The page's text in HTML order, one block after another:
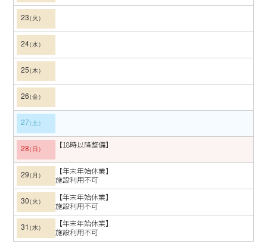
23
24
25
26
27
28 【18時以降整備】
29
【年末年始休業】
施設利用不可
30
【年末年始休業】
施設利用不可
31
【年末年始休業】
施設利用不可